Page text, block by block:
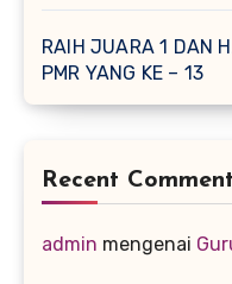
RAIH JUARA 1 DAN
PMR YANG KE – 13
Recent
admin mengenai